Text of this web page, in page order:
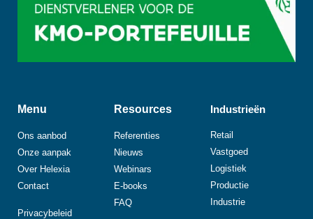
Menu
Ons aanbod
Onze aanpak
Over Helexia
Contact
Privacybeleid
Resources
Referenties
Nieuws
Webinars
E-books
FAQ
Industrieën
Retail
Vastgoed
Logistiek
Productie
Industrie